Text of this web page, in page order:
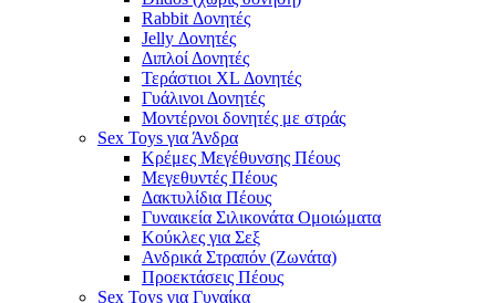
Rabbit Δονητές
Jelly Δονητές
Διπλοί Δονητές
Τεράστιοι XL Δονητές
Γυάλινοι Δονητές
Μοντέρνοι δονητές με στράς
Sex Toys για Άνδρα
Κρέμες Μεγέθυνσης Πέους
Μεγεθυντές Πέους
Δακτυλίδια Πέους
Γυναικεία Σιλικονάτα Ομοιώματα
Κούκλες για Σεξ
Ανδρικά Στραπόν (Ζωνάτα)
Προεκτάσεις Πέους
Sex Toys για Γυναίκα